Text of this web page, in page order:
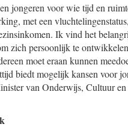
jongeren voor wie tijd en
met een
Ik vind het
zich persoonlijk te
moet eraan kunnen
biedt mogelijk kansen voor
van Onderwijs, Cultuur